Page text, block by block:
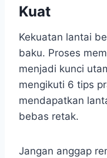
Kuat
Kekuatan lantai
baku. Proses
menjadi kunci
mengikuti 6 tips
mendapatkan
bebas retak.
Jangan anggap